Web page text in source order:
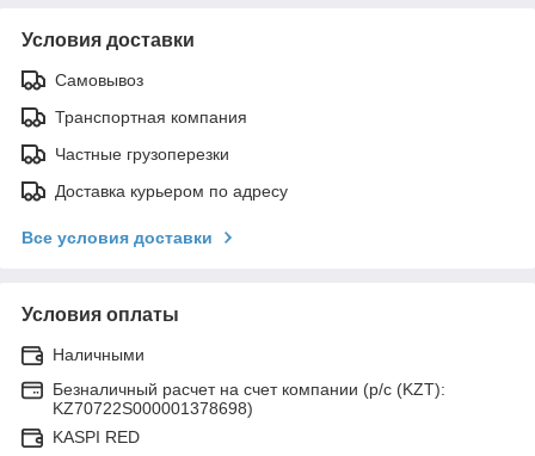
Условия доставки
Самовывоз
Транспортная компания
Частные грузоперезки
Доставка курьером по адресу
Все условия доставки
Условия оплаты
Наличными
Безналичный расчет на счет компании (р/с (KZT):
KZ70722S000001378698)
KASPI RED